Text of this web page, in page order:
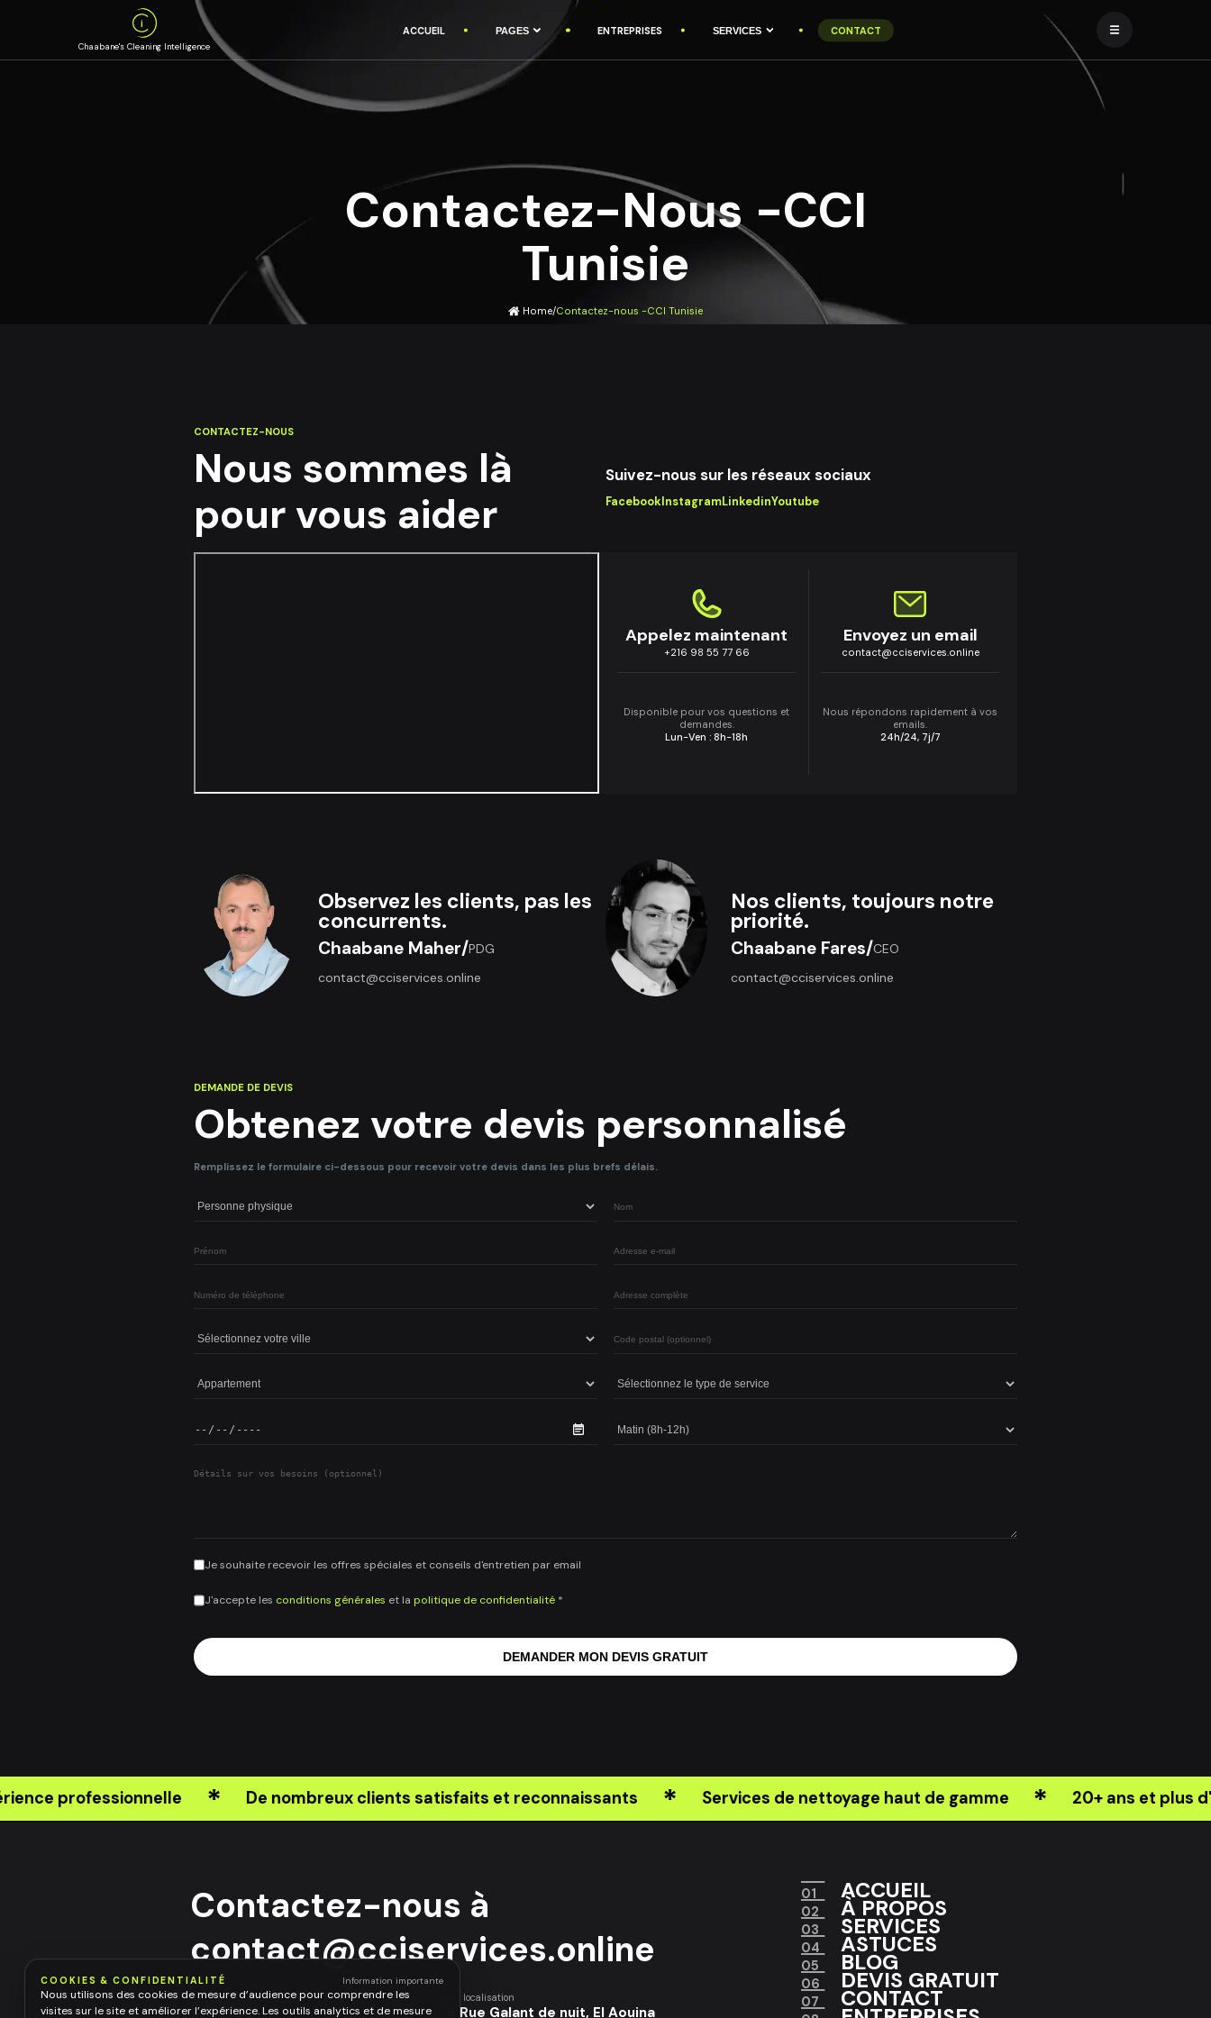
Chaabane's Cleaning Intelligence
ACCUEIL PAGES ENTREPRISES SERVICES CONTACT
Contactez-Nous -CCI
Tunisie
Home/Contactez-nous -CCI Tunisie
CONTACTEZ-NOUS
Nous sommes là
pour vous aider
Suivez-nous sur les réseaux sociaux
FacebookInstagramLinkedinYoutube
Appelez maintenant
+216 98 55 77 66
Disponible pour vos questions et
demandes.
Lun-Ven : 8h-18h
Envoyez un email
contact@cciservices.online
Nous répondons rapidement à vos
emails.
24h/24, 7j/7
Observez les clients, pas les
concurrents.
Chaabane Maher/PDG
contact@cciservices.online
Nos clients, toujours notre
priorité.
Chaabane Fares/CEO
contact@cciservices.online
DEMANDE DE DEVIS
Obtenez votre devis personnalisé
Remplissez le formulaire ci-dessous pour recevoir votre devis dans les plus brefs délais.
Je souhaite recevoir les offres spéciales et conseils d'entretien par email
J'accepte les conditions générales et la politique de confidentialité*
DEMANDER MON DEVIS GRATUIT
professionnelle De nombreux clients satisfaits et reconnaissants Services de nettoyage haut de gamme 20+ ans et plus
Contactez-nous à
contact@cciservices.online
Notre Numéro
+216-98-557-766
Notre localisation
06 Rue Galant de nuit, El Aouina
01 ACCUEIL
02 À PROPOS
03 SERVICES
04 ASTUCES
05 BLOG
06 DEVIS GRATUIT
07 CONTACT
COOKIES & CONFIDENTIALITÉ Information importante
Nous utilisons des cookies de mesure d’audience pour comprendre les
visites sur le site et améliorer l’expérience. Les outils analytics et de mesure